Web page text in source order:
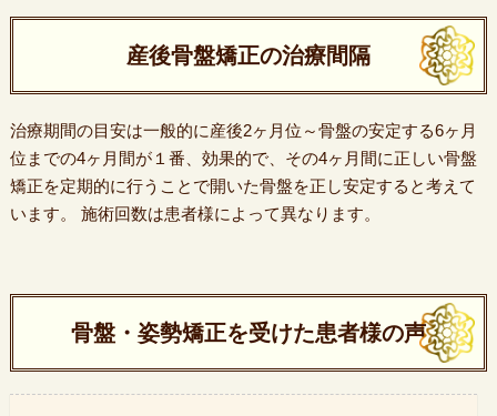
産後骨盤矯正の治療間隔
治療期間の目安は一般的に産後2ヶ月位～骨盤の安定する6ヶ月
位までの4ヶ月間が１番、効果的で、その4ヶ月間に正しい骨盤
矯正を定期的に行うことで開いた骨盤を正し安定すると考えて
います。 施術回数は患者様によって異なります。
骨盤・姿勢矯正を受けた患者様の声